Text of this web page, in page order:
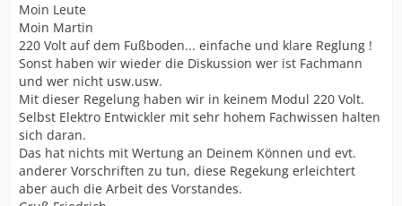
Moin Leute
Moin Martin
220 Volt auf dem Fußboden... einfache und klare Reglung !
Sonst haben wir wieder die Diskussion wer ist Fachmann
und wer nicht usw.usw.
Mit dieser Regelung haben wir in keinem Modul 220 Volt.
Selbst Elektro Entwickler mit sehr hohem Fachwissen halten
sich daran.
Das hat nichts mit Wertung an Deinem Können und evt.
anderer Vorschriften zu tun, diese Regekung erleichtert
aber auch die Arbeit des Vorstandes.